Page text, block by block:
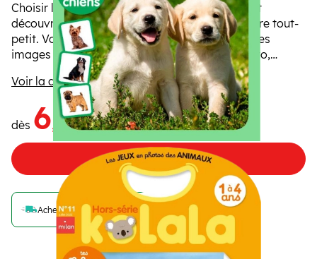
Choisir l’abonnement au magazine Kolala, c’est
découvrir et comprendre les animaux avec votre tout-
petit. Votre enfant grandit pas à pas grâce à des
images tendres et éducatives. À chaque numéro,
découvrez avec lui un bébé animal vedette
Voir la description
dès 6,15€/numéro
Choisir mon offre
Achetez maintenant et recevez votre numéro de juillet